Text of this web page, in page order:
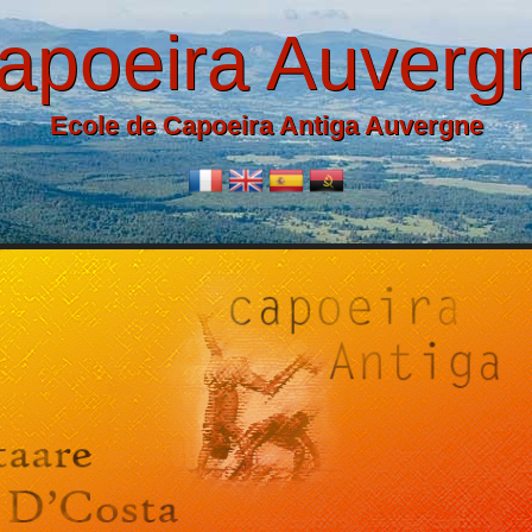
Ecole de Capoeira Antiga Auvergne